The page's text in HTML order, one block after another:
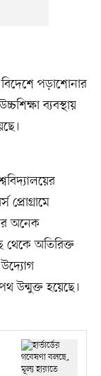
পড়াশোনার
ব্যবস্থায়
প্রোগ্রামে
অনেক
থেকে অতিরিক্ত
উদ্যোগ
উন্মুক্ত হয়েছে।